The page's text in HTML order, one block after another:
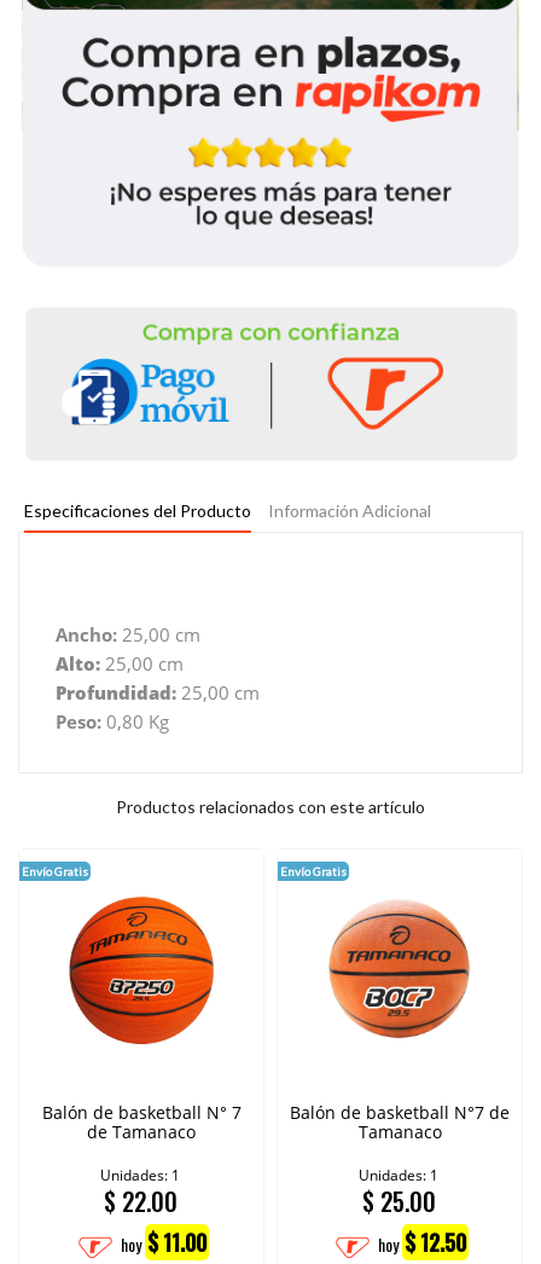
Especificaciones del Producto Información Adicional
Ancho: 25,00 cm
Alto: 25,00 cm
Profundidad: 25,00 cm
Peso: 0,80 Kg
Productos relacionados con este artículo
Envío Gratis
Balón de basketball N° 7
de Tamanaco
Unidades: 1
$ 22.00
hoy $ 11.00
Envío Gratis
Balón de basketball N°7 de
Tamanaco
Unidades: 1
$ 25.00
hoy $ 12.50